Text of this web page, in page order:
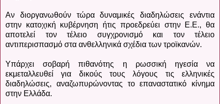
Αν διοργανωθούν τώρα δυναμικές διαδηλώσεις ενάντια
στην κατοχική κυβέρνηση ήτις προεδρεύει στην Ε.Ε., θα
αποτελεί τον τέλειο συγχρονισμό και τον τέλειο
αντιπερισπασμό στα ανθελληνικά σχέδια των τροϊκανών.
Υπάρχει σοβαρή πιθανότης η ρωσσική ηγεσία να
εκμεταλλευθεί για δικούς τους λόγους τις ελληνικές
διαδηλώσεις, αναζωπυρώνοντας το επαναστατικό κίνημα
στην Ελλάδα.